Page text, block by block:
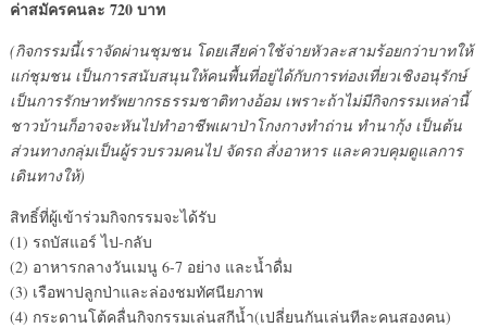
ค่าสมัครคนละ 720 บาท
(กิจกรรมนี้เราจัดผ่านชุมชน โดยเสียค่าใช้จ่ายหัวละสามร้อยกว่าบาทให้
แก่ชุมชน เป็นการสนับสนุนให้คนพื้นที่อยู่ได้กับการท่องเที่ยวเชิงอนุรักษ์
เป็นการรักษาทรัพยากรธรรมชาติทางอ้อม เพราะถ้าไม่มีกิจกรรมเหล่านี้
ชาวบ้านก็อาจจะหันไปทำอาชีพเผาป่าโกงกางทำถ่าน ทำนากุ้ง เป็นต้น
ส่วนทางกลุ่มเป็นผู้รวบรวมคนไป จัดรถ สั่งอาหาร และควบคุมดูแลการ
เดินทางให้)
สิทธิ์ที่ผู้เข้าร่วมกิจกรรมจะได้รับ
(1) รถบัสแอร์ ไป-กลับ
(2) อาหารกลางวันเมนู 6-7 อย่าง และน้ำดื่ม
(3) เรือพาปลูกป่าและล่องชมทัศนียภาพ
(4) กระดานโต้คลื่นกิจกรรมเล่นสกีน้ำ(เปลี่ยนกันเล่นทีละคนสองคน)